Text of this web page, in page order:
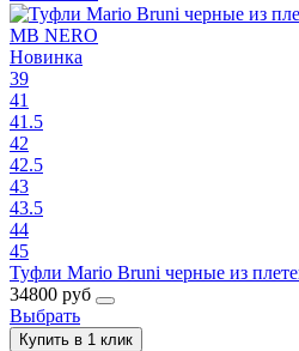
Новинка
39
41
41.5
42
42.5
43
43.5
44
45
Туфли Mario Bruni черные из
34800 руб
Выбрать
Купить в 1 клик